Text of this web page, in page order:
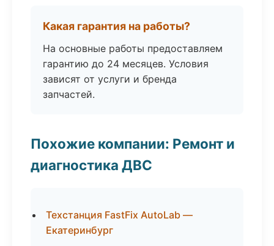
Какая гарантия на работы?
На основные работы предоставляем
гарантию до 24 месяцев. Условия
зависят от услуги и бренда
запчастей.
Похожие компании: Ремонт и
диагностика ДВС
Техстанция FastFix AutoLab —
Екатеринбург